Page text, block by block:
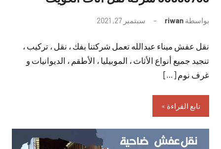
بواسطة riwan سبتمبر 27, 2021
تعليقات
نقل عفش ميناء عبدالله تعمل شركتنا بفك ، نقل ، تركيب ،
تنجيد جميع أنواع الأثاث ، الموبيليا ، الأطقم ، الديوانيات و
غرف نوم […]
تابع القراءة